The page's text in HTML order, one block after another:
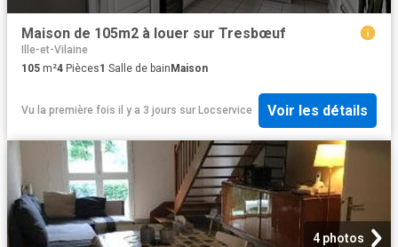
Maison de 105m2 à louer sur Tresbœuf
Ille-et-Vilaine
105 m²4 Pièces1 Salle de bain Maison
Vu la première fois il y a 3 jours sur Locservice Voir les détails
4 photos